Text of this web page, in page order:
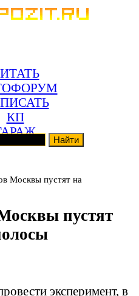
КП
Москвы пустят на
пустят
эксперимент, в